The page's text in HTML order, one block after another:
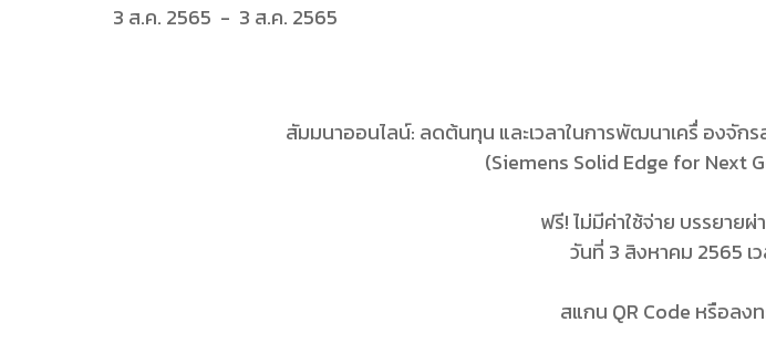
3 ส.ค. 2565 - 3 ส.ค. 2565
สัมมนาออนไลน์: ลดต้นทุน และเวลาในการพัฒนาเครื่ องจัก
(Siemens Solid Edge for Next
ฟรี! ไม่มีค่าใช้จ่าย บรรยาย
วันที่ 3 สิงหาคม 2565 เ
สแกน QR Code หรือลง